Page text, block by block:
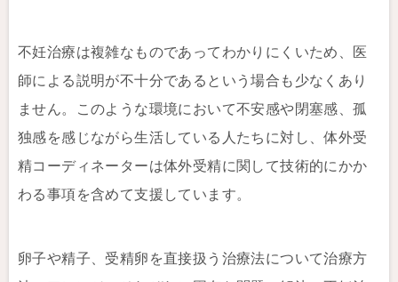
不妊治療は複雑なものであってわかりにくいため、医
師による説明が不十分であるという場合も少なくあり
ません。このような環境において不安感や閉塞感、孤
独感を感じながら生活している人たちに対し、体外受
精コーディネーターは体外受精に関して技術的にかか
わる事項を含めて支援しています。
卵子や精子、受精卵を直接扱う治療法について治療方